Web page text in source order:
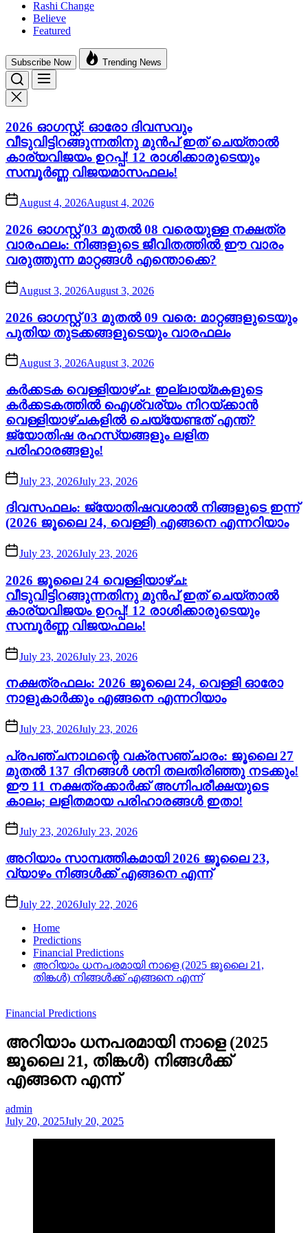
Rashi Change
Believe
Featured
Subscribe Now Trending News
2026 ഓഗസ്റ്റ്: ഓരോ ദിവസവും
വീടുവിട്ടിറങ്ങുന്നതിനു മുൻപ് ഇത് ചെയ്താൽ
കാര്യവിജയം ഉറപ്പ്! 12 രാശിക്കാരുടെയും
സമ്പൂർണ്ണ വിജയമാസഫലം!
August 4, 2026August 4, 2026
2026 ഓഗസ്റ്റ് 03 മുതൽ 08 വരെയുള്ള നക്ഷത്ര
വാരഫലം: നിങ്ങളുടെ ജീവിതത്തിൽ ഈ വാരം
വരുത്തുന്ന മാറ്റങ്ങൾ എന്തൊക്കെ?
August 3, 2026August 3, 2026
2026 ഓഗസ്റ്റ് 03 മുതൽ 09 വരെ: മാറ്റങ്ങളുടെയും
പുതിയ തുടക്കങ്ങളുടെയും വാരഫലം
August 3, 2026August 3, 2026
കർക്കടക വെള്ളിയാഴ്ച: ഇല്ലായ്മകളുടെ
കർക്കടകത്തിൽ ഐശ്വര്യം നിറയ്ക്കാൻ
വെള്ളിയാഴ്ചകളിൽ ചെയ്യേണ്ടത് എന്ത്?
ജ്യോതിഷ രഹസ്യങ്ങളും ലളിത
പരിഹാരങ്ങളും!
July 23, 2026July 23, 2026
ദിവസഫലം: ജ്യോതിഷവശാൽ നിങ്ങളുടെ ഇന്ന്‌
(2026 ജൂലൈ 24, വെള്ളി) എങ്ങനെ എന്നറിയാം
July 23, 2026July 23, 2026
2026 ജൂലൈ 24 വെള്ളിയാഴ്ച:
വീടുവിട്ടിറങ്ങുന്നതിനു മുൻപ് ഇത് ചെയ്താൽ
കാര്യവിജയം ഉറപ്പ്! 12 രാശിക്കാരുടെയും
സമ്പൂർണ്ണ വിജയഫലം!
July 23, 2026July 23, 2026
നക്ഷത്രഫലം: 2026 ജൂലൈ 24, വെള്ളി ഓരോ
നാളുകാർക്കും എങ്ങനെ എന്നറിയാം
July 23, 2026July 23, 2026
പ്രപഞ്ചനാഥന്റെ വക്രസഞ്ചാരം: ജൂലൈ 27
മുതൽ 137 ദിനങ്ങൾ ശനി തലതിരിഞ്ഞു നടക്കും!
ഈ 11 നക്ഷത്രക്കാർക്ക് അഗ്നിപരീക്ഷയുടെ
കാലം; ലളിതമായ പരിഹാരങ്ങൾ ഇതാ!
July 23, 2026July 23, 2026
അറിയാം സാമ്പത്തികമായി 2026 ജൂലൈ 23,
വ്യാഴം നിങ്ങൾക്ക് എങ്ങനെ എന്ന്
July 22, 2026July 22, 2026
Home
Predictions
Financial Predictions
അറിയാം ധനപരമായി നാളെ (2025 ജൂലൈ 21,
തിങ്കൾ) നിങ്ങൾക്ക് എങ്ങനെ എന്ന്
Financial Predictions
അറിയാം ധനപരമായി നാളെ (2025
ജൂലൈ 21, തിങ്കൾ) നിങ്ങൾക്ക്
എങ്ങനെ എന്ന്
admin
July 20, 2025July 20, 2025